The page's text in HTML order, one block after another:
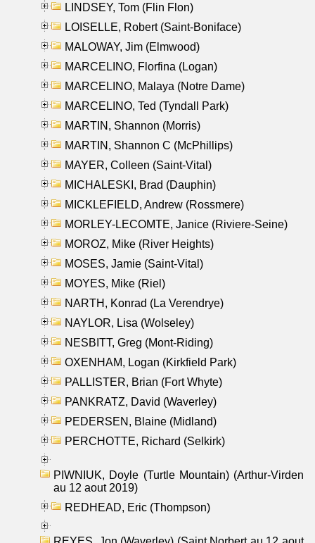
LINDSEY, Tom (Flin Flon)
LOISELLE, Robert (Saint-Boniface)
MALOWAY, Jim (Elmwood)
MARCELINO, Florfina (Logan)
MARCELINO, Malaya (Notre Dame)
MARCELINO, Ted (Tyndall Park)
MARTIN, Shannon (Morris)
MARTIN, Shannon C (McPhillips)
MAYER, Colleen (Saint-Vital)
MICHALESKI, Brad (Dauphin)
MICKLEFIELD, Andrew (Rossmere)
MORLEY-LECOMTE, Janice (Riviere-Seine)
MOROZ, Mike (River Heights)
MOSES, Jamie (Saint-Vital)
MOYES, Mike (Riel)
NARTH, Konrad (La Verendrye)
NAYLOR, Lisa (Wolseley)
NESBITT, Greg (Mont-Riding)
OXENHAM, Logan (Kirkfield Park)
PALLISTER, Brian (Fort Whyte)
PANKRATZ, David (Waverley)
PEDERSEN, Blaine (Midland)
PERCHOTTE, Richard (Selkirk)
PIWNIUK, Doyle (Turtle Mountain) (Arthur-Virden
au 12 aout 2019)
REDHEAD, Eric (Thompson)